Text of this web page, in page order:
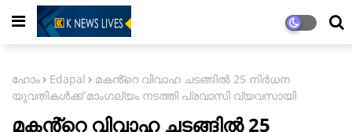
ഹോം Edapal
മകൻ്റെ വിവാഹ ചടങ്ങിൽ 25 നിർധന
യുവതികൾക്ക് മാംഗല്യം നടത്തി പ്രവാസി വ്യവസായി
മകൻ്റെ വിവാഹ ചടങ്ങിൽ 25